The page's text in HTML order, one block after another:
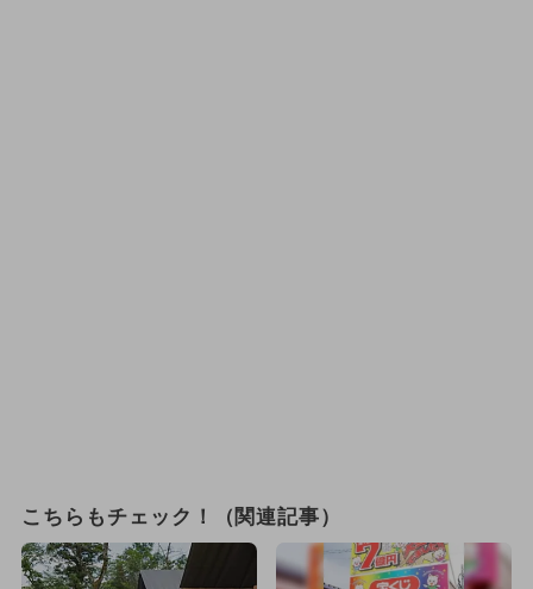
こちらもチェック！（関連記事）